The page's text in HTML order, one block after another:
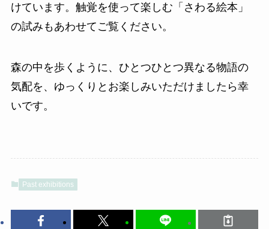
けています。触覚を使って楽しむ「さわる絵本」
の試みもあわせてご覧ください。
森の中を歩くように、ひとつひとつ異なる物語の
気配を、ゆっくりとお楽しみいただけましたら幸
いです。
Past exhibitions